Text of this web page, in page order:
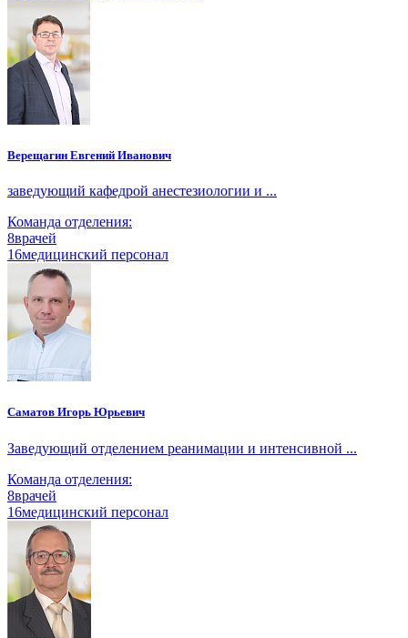
Верещагин Евгений Иванович
заведующий кафедрой анестезиологии и ...
Команда отделения:
8врачей
16медицинский персонал
Саматов Игорь Юрьевич
Заведующий отделением реанимации и интенсивной ...
Команда отделения:
8врачей
16медицинский персонал